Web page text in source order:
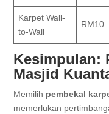
Karpet Wall-
to-Wall
RM10
Kesimpulan:
Masjid
Memilih pembekal
memerlukan